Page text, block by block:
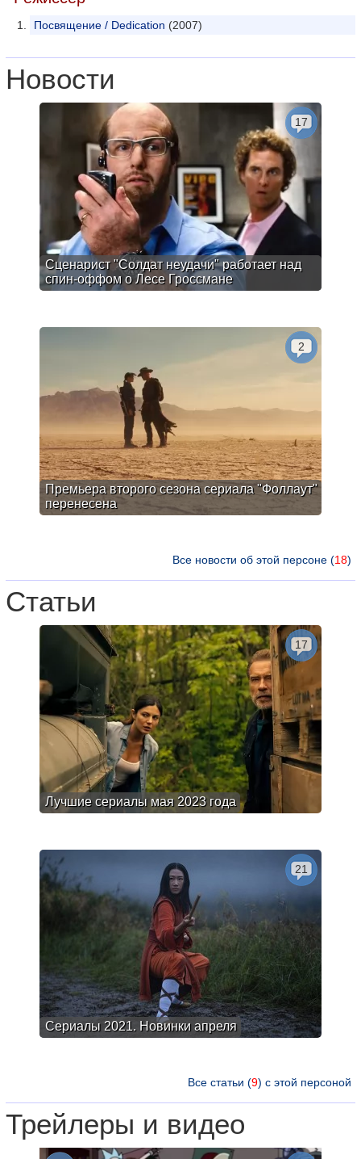
Посвящение / Dedication (2007)
Новости
Сценарист "Солдат неудачи" работает над
спин-оффом о Лесе Гроссмане
17
Премьера второго сезона сериала "Фоллаут"
перенесена
2
Все новости об этой персоне (18)
Статьи
Лучшие сериалы мая 2023 года
17
Сериалы 2021. Новинки апреля
21
Все статьи (9) с этой персоной
Трейлеры и видео